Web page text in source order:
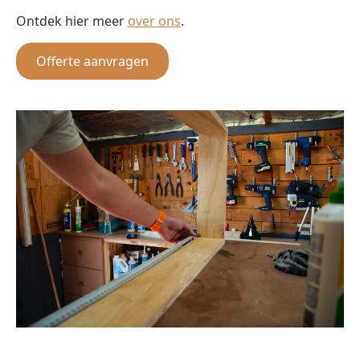
Ontdek hier meer over ons.
Offerte aanvragen